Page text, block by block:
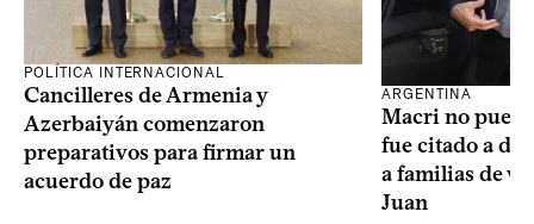
POLÍTICA INTERNACIONAL
Cancilleres de Armenia y
Azerbaiyán comenzaron
preparativos para firmar un
acuerdo de paz
ARGENTINA
Macri no
fue citado a
a familias de
Juan